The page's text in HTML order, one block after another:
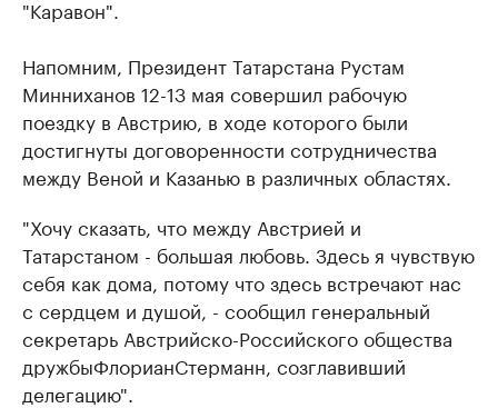
"Каравон".
Напомним, Президент Татарстана Рустам
Минниханов 12-13 мая совершил рабочую
поездку в Австрию, в ходе которого были
достигнуты договоренности сотрудничества
между Веной и Казанью в различных областях.
"Хочу сказать, что между Австрией и
Татарстаном - большая любовь. Здесь я чувствую
себя как дома, потому что здесь встречают нас
с сердцем и душой, - сообщил генеральный
секретарь Австрийско-Российского общества
дружбыФлорианСтерманн, созглавивший
делегацию".